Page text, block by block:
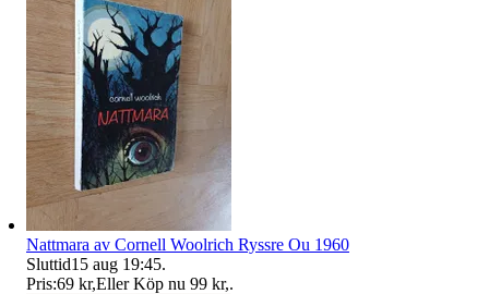
Nattmara av Cornell Woolrich Ryssre Ou 1960
Sluttid15 aug 19:45.
Pris:69 kr,Eller Köp nu 99 kr,.